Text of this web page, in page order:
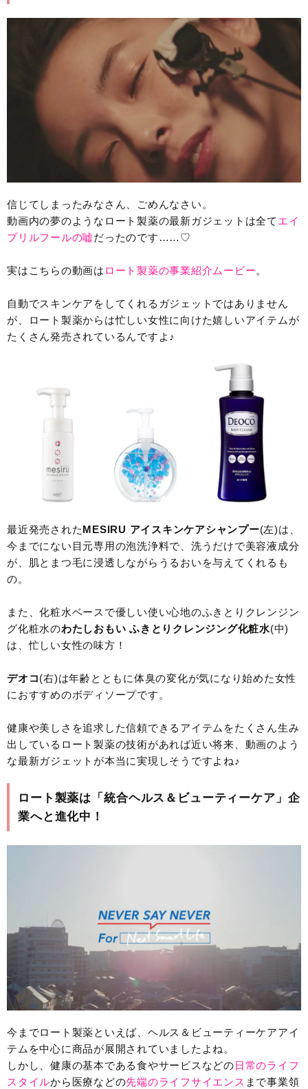
信じてしまったみなさん、ごめんなさい。
動画内の夢のようなロート製薬の最新ガジェットは全て エイ
プリルフールの嘘だったのです……♡
実はこちらの動画は ロート製薬の事業紹介ムービー。
自動でスキンケアをしてくれるガジェットではありません
が、ロート製薬からは忙しい女性に向けた嬉しいアイテムが
たくさん発売されているんですよ♪
最近発売されたMESIRU アイスキンケアシャンプー(左)は、
今までにない目元専用の泡洗浄料で、洗うだけで美容液成分
が、肌とまつ毛に浸透しながらうるおいを与えてくれるも
の。
また、化粧水ベースで優しい使い心地のふきとりクレンジン
グ化粧水のわたしおもい ふきとりクレンジング化粧水(中)
は、忙しい女性の味方！
デオコ(右)は年齢とともに体臭の変化が気になり始めた女性
におすすめのボディソープです。
健康や美しさを追求した信頼できるアイテムをたくさん生み
出しているロート製薬の技術があれば近い将来、動画のよう
な最新ガジェットが本当に実現しそうですよね♪
ロート製薬は「統合ヘルス＆ビューティーケア」企
業へと進化中！
今までロート製薬といえば、ヘルス＆ビューティーケアアイ
テムを中心に商品が展開されていましたよね。
しかし、健康の基本である食やサービスなどの日常のライフ
スタイルから医療などの先端のライフサイエンス まで事業領